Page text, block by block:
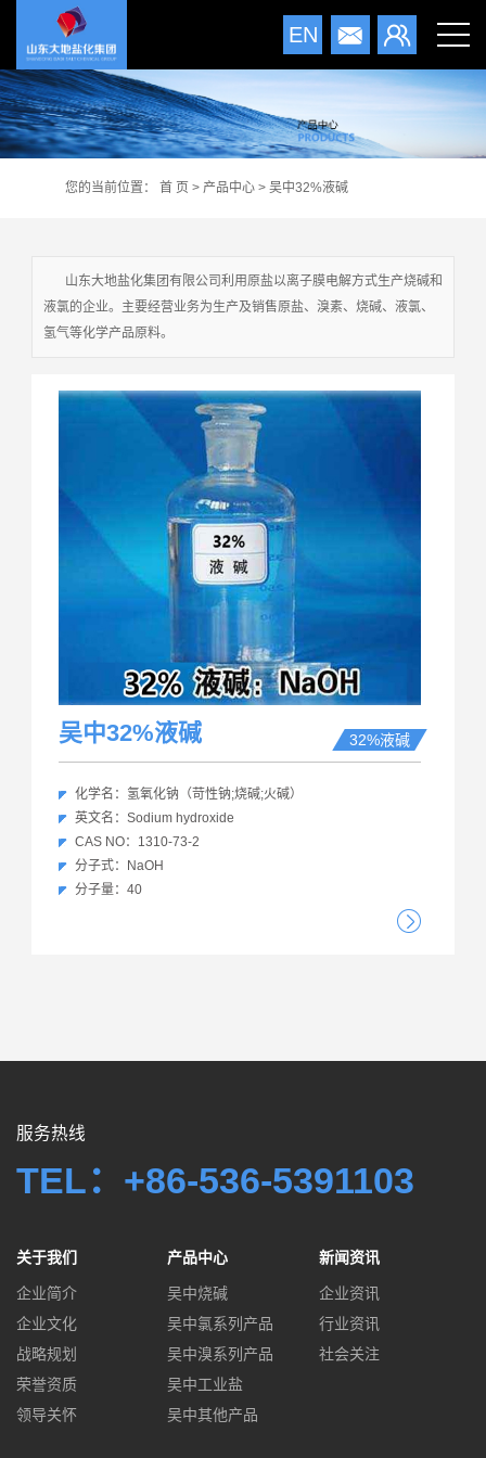
EN
您的当前位置： 首 页 > 产品中心 > 吴中32%液碱
山东大地盐化集团有限公司利用原盐以离子膜电解方式生产烧碱和
液氯的企业。主要经营业务为生产及销售原盐、溴素、烧碱、液氯、
氢气等化学产品原料。
吴中32%液碱 32%液碱
化学名：氢氧化钠（苛性钠;烧碱;火碱）
英文名：Sodium hydroxide
CAS NO：1310-73-2
分子式：NaOH
分子量：40
服务热线
TEL：+86-536-5391103
关于我们
企业简介
企业文化
战略规划
荣誉资质
领导关怀
产品中心
吴中烧碱
吴中氯系列产品
吴中溴系列产品
吴中工业盐
吴中其他产品
新闻资讯
企业资讯
行业资讯
社会关注